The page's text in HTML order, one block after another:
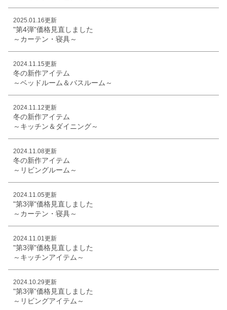
2025.01.16更新
"第4弾"価格見直しました
～カーテン・寝具～
2024.11.15更新
冬の新作アイテム
～ベッドルーム＆バスルーム～
2024.11.12更新
冬の新作アイテム
～キッチン＆ダイニング～
2024.11.08更新
冬の新作アイテム
～リビングルーム～
2024.11.05更新
"第3弾"価格見直しました
～カーテン・寝具～
2024.11.01更新
"第3弾"価格見直しました
～キッチンアイテム～
2024.10.29更新
"第3弾”価格見直しました
～リビングアイテム～